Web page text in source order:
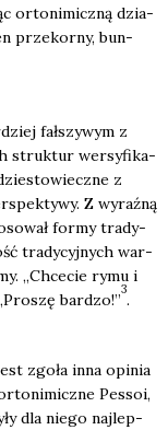
orto­ni­micz­ną dzia­
prze­kor­ny, bun­
fał­szy­wym z
struk­tur wer­sy­fi­ka­
z
Z wyraź­ną
for­my tra­dy­
tra­dy­cyj­nych war­
„Chce­cie rymu i
bar­dzo!”
3
.
zgo­ła inna opi­nia
Pes­soi,
dla nie­go naj­lep­